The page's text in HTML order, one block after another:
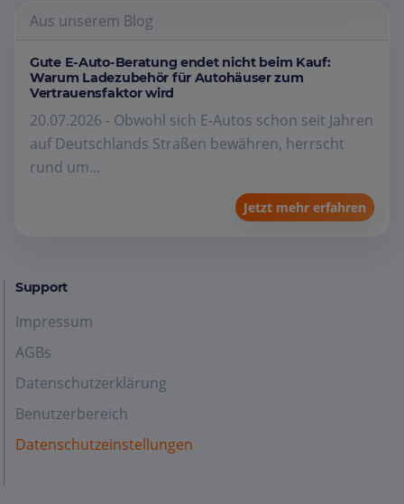
Aus unserem Blog
Gute E-Auto-Beratung endet nicht beim Kauf:
Warum Ladezubehör für Autohäuser zum
Vertrauensfaktor wird
20.07.2026 - Obwohl sich E-Autos schon seit Jahren
auf Deutschlands Straßen bewähren, herrscht
rund um...
Jetzt mehr erfahren
Support
Impressum
AGBs
Datenschutzerklärung
Benutzerbereich
Datenschutzeinstellungen